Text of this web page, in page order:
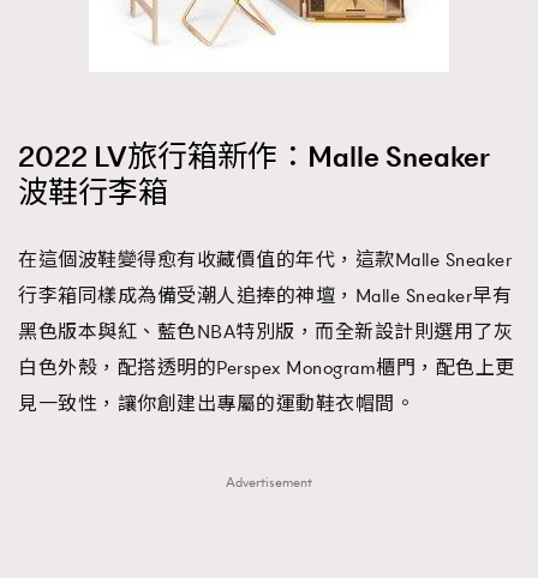
2022 LV旅行箱新作：Malle Sneaker
波鞋行李箱
在這個波鞋變得愈有收藏價值的年代，這款Malle Sneaker
行李箱同樣成為備受潮人追捧的神壇，Malle Sneaker早有
黑色版本與紅、藍色NBA特別版，而全新設計則選用了灰
白色外殼，配搭透明的Perspex Monogram櫃門，配色上更
見一致性，讓你創建出專屬的運動鞋衣帽間。
Advertisement